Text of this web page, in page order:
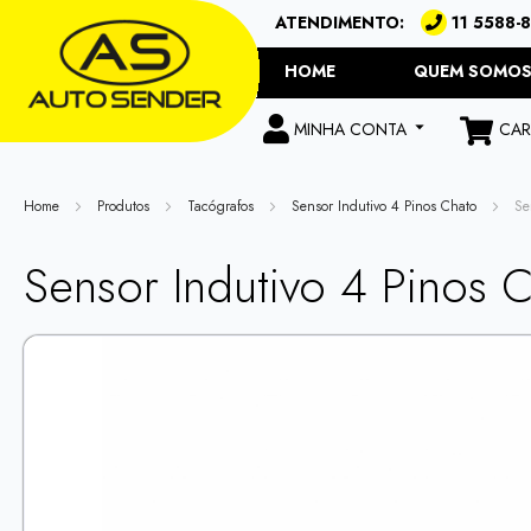
ATENDIMENTO: 11 5588-
HOME QUEM SOMOS
MINHA CONTA
Home Produtos Tacógrafos Sensor Indutivo 4 Pinos Chato
Sensor Indutivo 4 Pinos
Skip